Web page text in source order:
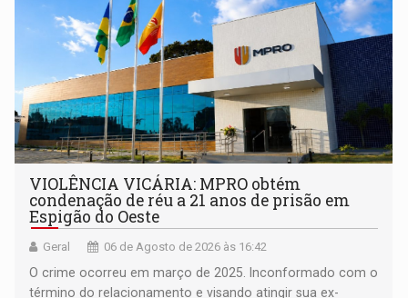
VIOLÊNCIA VICÁRIA: MPRO obtém
condenação de réu a 21 anos de prisão em
Espigão do Oeste
Geral 06 de Agosto de 2026 às 16:42
O crime ocorreu em março de 2025. Inconformado com o
término do relacionamento e visando atingir sua ex-